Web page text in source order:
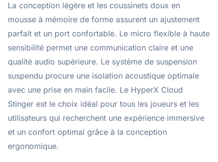
La conception légère et les coussinets doux en
mousse à mémoire de forme assurent un ajustement
parfait et un port confortable. Le micro flexible à haute
sensibilité permet une communication claire et une
qualité audio supérieure. Le système de suspension
suspendu procure une isolation acoustique optimale
avec une prise en main facile. Le HyperX Cloud
Stinger est le choix idéal pour tous les joueurs et les
utilisateurs qui recherchent une expérience immersive
et un confort optimal grâce à la conception
ergonomique.